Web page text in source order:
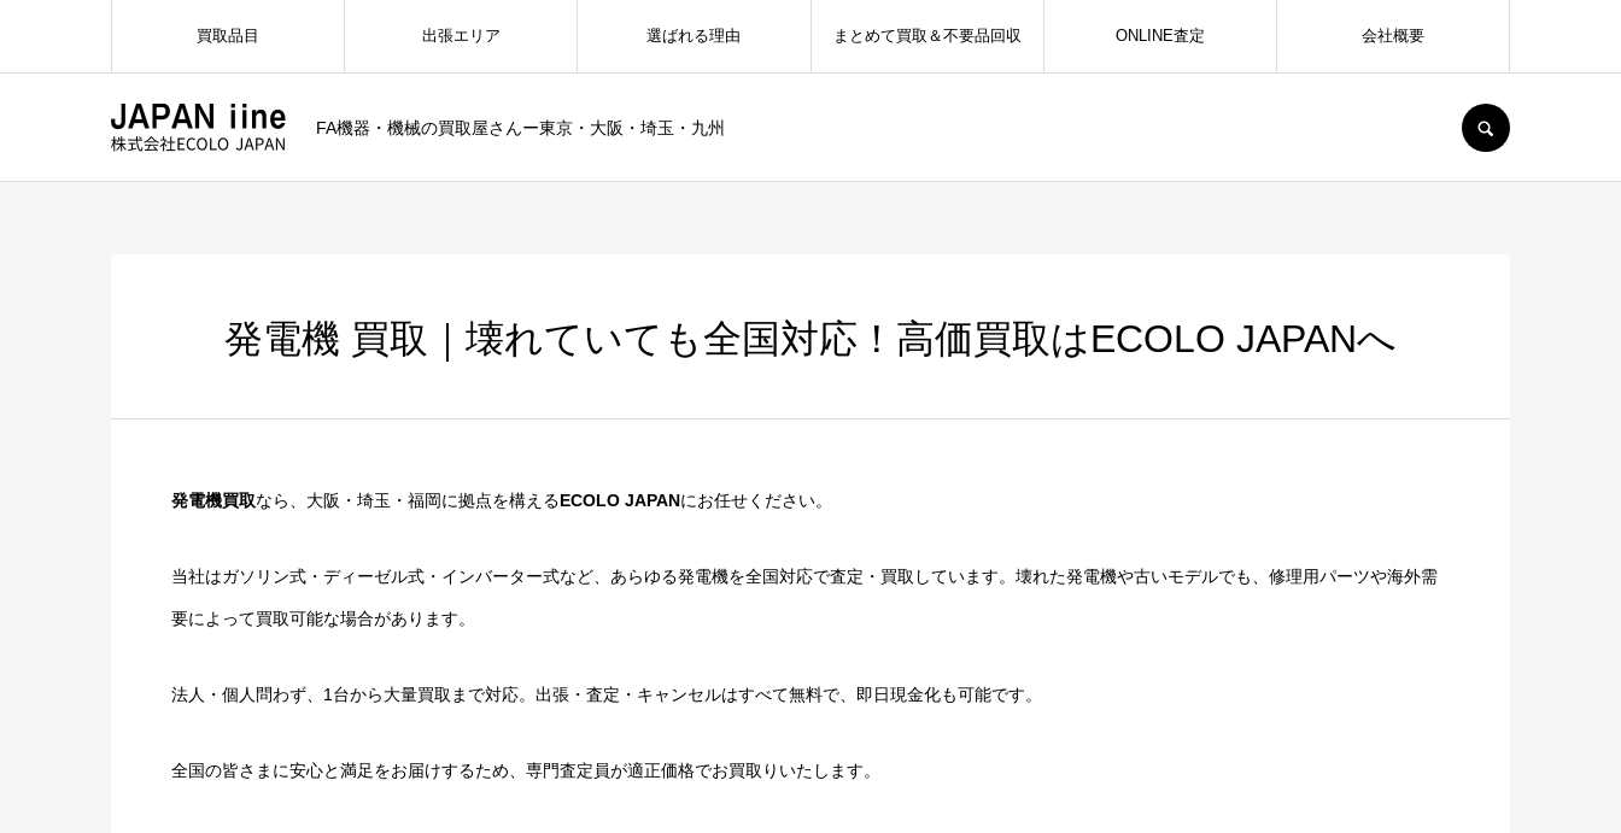
FA機器・機械の買取屋さんー東京・大阪・埼玉・九州
買取品目 出張エリア 選ばれる理由 まとめて買取＆不要品回収 ONLINE査定 会社概要
発電機 買取｜壊れていても全国対応！高価買取はECOLO JAPANへ
発電機買取なら、大阪・埼玉・福岡に拠点を構えるECOLO JAPANにお任せください。
当社はガソリン式・ディーゼル式・インバーター式など、あらゆる発電機を全国対応で査定・買取しています。壊れた発電機や古いモデルでも、修理用パーツや海外需
要によって買取可能な場合があります。
法人・個人問わず、1台から大量買取まで対応。出張・査定・キャンセルはすべて無料で、即日現金化も可能です。
全国の皆さまに安心と満足をお届けするため、専門査定員が適正価格でお買取りいたします。